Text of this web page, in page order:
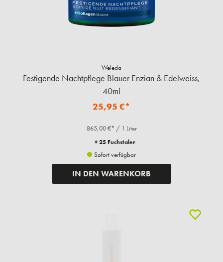
Weleda
Festigende Nachtpflege Blauer Enzian & Edelweiss,
40ml
25,95 €*
865,00 €* / 1 Liter
+ 25 Fuchstaler
Sofort verfügbar
IN DEN WARENKORB